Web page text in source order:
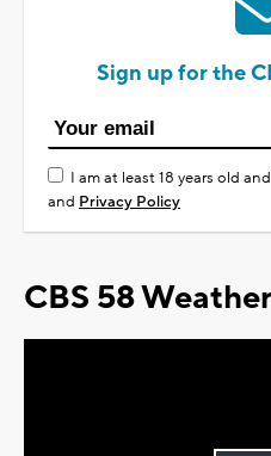
Sign up for the
I am at least 18 years old
and Privacy Policy
CBS 58